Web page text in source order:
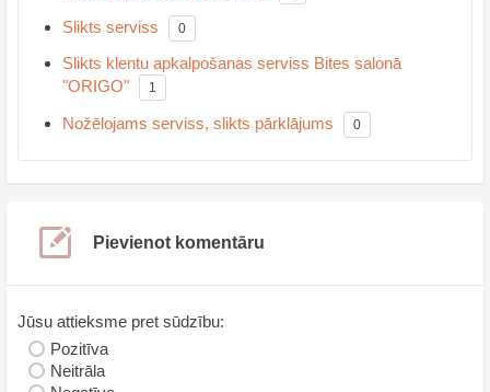
Slikts serviss 0
Slikts klentu apkalpošanas serviss Bites salonā
"ORIGO"
1
Nožēlojams serviss, slikts pārklājums 0
Pievienot komentāru
Jūsu attieksme pret sūdzību:
Pozitīva
Neitrāla